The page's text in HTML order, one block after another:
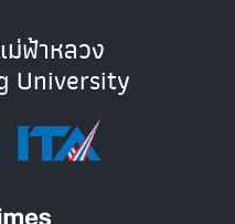
ฟ้าหลวง
University